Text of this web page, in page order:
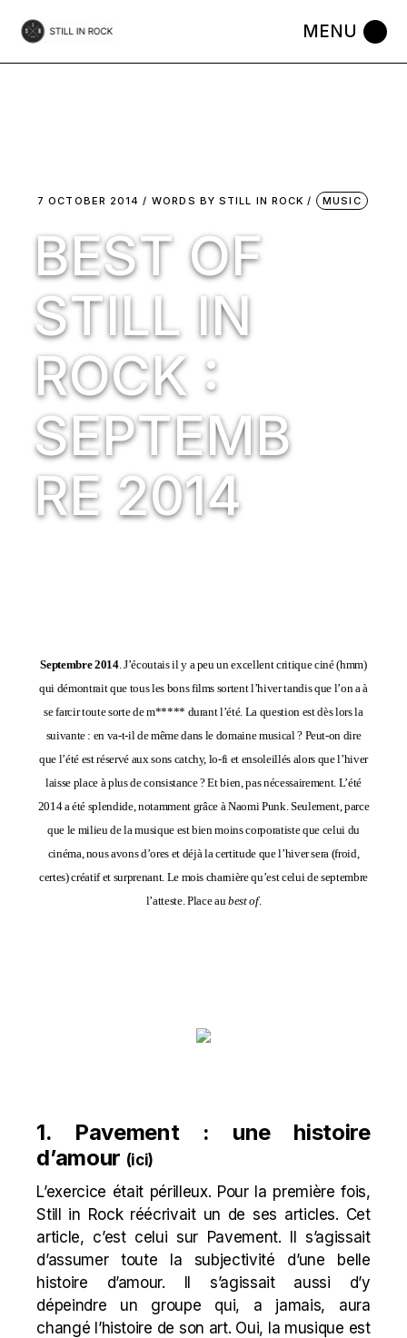
the
7 OCTOBER 2014 WORDS BYSTILL IN ROCK MUSIC
BEST OF
STILL IN
ROCK :
SEPTEMB
RE 2014
Septembre 2014. J’écoutais il y a peu un excellent critique ciné (hmm)
qui démontrait que tous les bons films sortent l’hiver tandis que l’on a à
se farcir toute sorte de m***** durant l’été. La question est dès lors la
suivante : en va-t-il de même dans le domaine musical ? Peut-on dire
que l’été est réservé aux sons catchy, lo-fi et ensoleillés alors que l’hiver
laisse place à plus de consistance ? Et bien, pas nécessairement. L’été
2014 a été splendide, notamment grâce à Naomi Punk. Seulement, parce
que le milieu de la musique est bien moins corporatiste que celui du
cinéma, nous avons d’ores et déjà la certitude que l’hiver sera (froid,
certes) créatif et surprenant. Le mois charnière qu’est celui de septembre
l’atteste. Place aubest of.
1. Pavement : une histoire
d’amour (ici)
L’exercice était périlleux. Pour la première fois,
Still in Rock réécrivait un de ses articles. Cet
article, c’est celui sur Pavement. Il s’agissait
d’assumer toute la subjectivité d’une belle
histoire d’amour. Il s’agissait aussi d’y
dépeindre un groupe qui, a jamais, aura
changé l’histoire de son art. Oui, la musique est